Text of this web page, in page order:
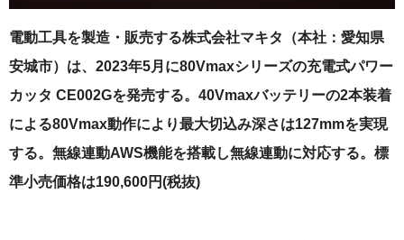
電動工具を製造・販売する株式会社マキタ（本社：愛知県
安城市）は、2023年5月に80Vmaxシリーズの充電式パワー
カッタ CE002Gを発売する。40Vmaxバッテリーの2本装着
による80Vmax動作により最大切込み深さは127mmを実現
する。無線連動AWS機能を搭載し無線連動に対応する。標
準小売価格は190,600円(税抜)